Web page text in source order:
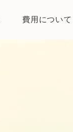
費用について